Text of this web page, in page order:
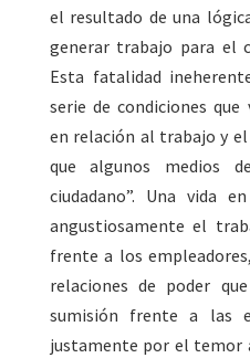
el resultado de una
generar trabajo para el
Esta fatalidad
serie de condiciones
en relación al trabajo y
que algunos medios
ciudadano”. Una vida
angustiosamente el
frente a los
relaciones de poder
sumisión frente a las
justamente por el temor